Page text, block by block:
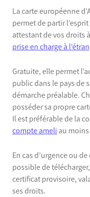
La carte européenne
permet de partir
attestant de vos droits
prise en charge à
Gratuite, elle permet
public dans le pays de
démarche préalable.
posséder sa propre
Il est préférable de la
compte ameli au
En cas d’urgence ou
possible de
certificat provisoire,
ses droits.